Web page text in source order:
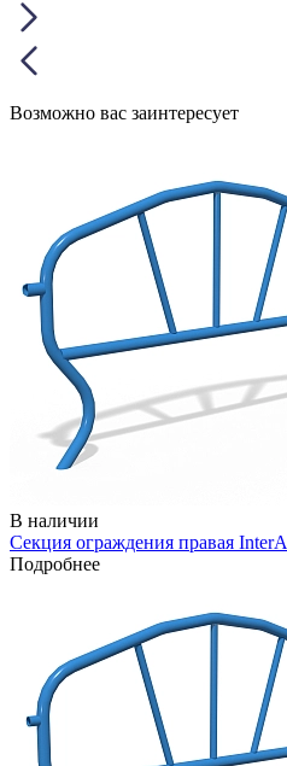
Возможно вас заинтересует
В наличии
Секция ограждения правая
Подробнее